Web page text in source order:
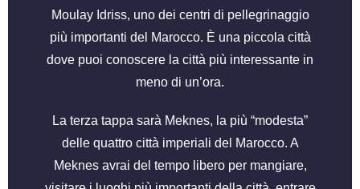
Moulay Idriss, uno dei centri di pellegrinaggio
più importanti del Marocco. È una piccola città
dove puoi conoscere la città più interessante in
meno di un’ora.
La terza tappa sarà Meknes, la più “modesta”
delle quattro città imperiali del Marocco. A
Meknes avrai del tempo libero per mangiare,